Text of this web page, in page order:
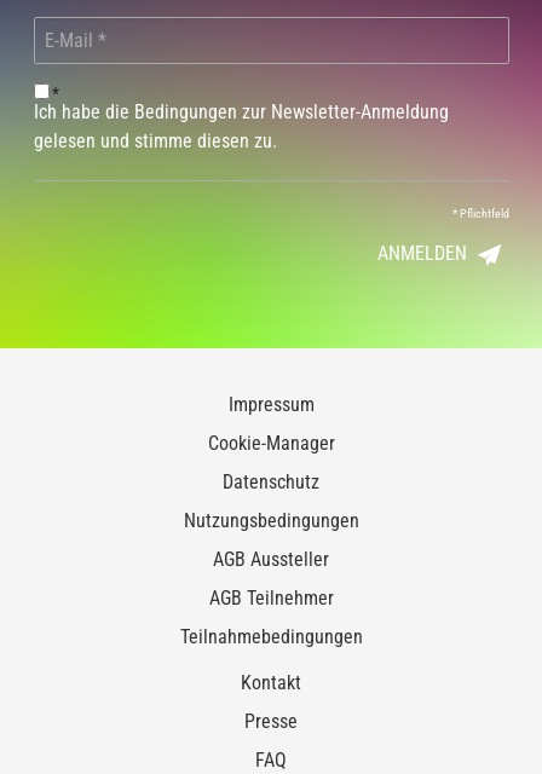
*
Ich habe die Bedingungen zur Newsletter-Anmeldung
gelesen und stimme diesen zu.
*Pflichtfeld
ANMELDEN
Impressum
Cookie-Manager
Datenschutz
Nutzungsbedingungen
AGB Aussteller
AGB Teilnehmer
Teilnahmebedingungen
Kontakt
Presse
FAQ